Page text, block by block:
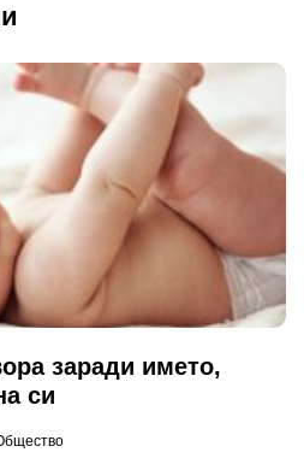
заради името,
си